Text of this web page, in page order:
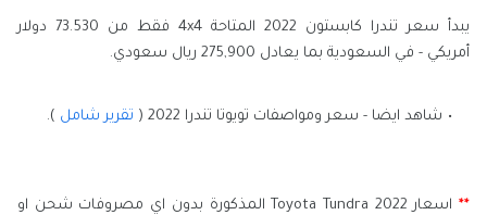
يبدأ سعر تندرا كابستون 2022 المتاحة 4x4 فقط من 73.530 دولار
أمريكي - في السعودية بما يعادل 275,900 ريال سعودي.
شاهد ايضا - سعر ومواصفات تويوتا تندرا 2022 ( تقرير شامل ).
**
اسعار Toyota Tundra 2022 المذكورة بدون اي مصروفات شحن او